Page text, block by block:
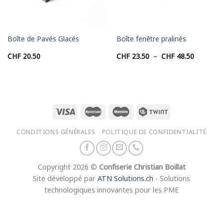
Boîte de Pavés Glacés
CHF20.50
Boîte fenêtre pralinés
CHF23.50 – CHF48.50Plage
CONDITIONS GÉNÉRALES POLITIQUE DE CONFIDENTIALITÉ
Copyright 2026 © Confiserie Christian Boillat
Site développé par ATN Solutions.ch - Solutions
technologiques innovantes pour les PME